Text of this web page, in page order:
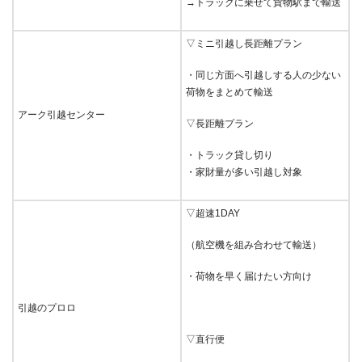
アーク引越センター
▽ミニ引越し長距離プラン
・同じ方面へ引越しする人の少ない
荷物をまとめて輸送
▽長距離プラン
・トラック貸し切り
・家財量が多い引越し対象
引越のプロロ
▽超速1DAY
（航空機を組み合わせて輸送）
・荷物を早く届けたい方向け
▽直行便